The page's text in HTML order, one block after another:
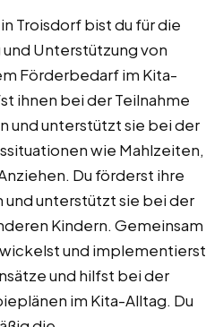
Troisdorf bist du für die
Unterstützung von
Förderbedarf im Kita-
ihnen bei der Teilnahme
und unterstützt sie bei der
wie Mahlzeiten,
Du förderst ihre
unterstützt sie bei der
Kindern. Gemeinsam
und implementierst
und hilfst bei der
im Kita-Alltag. Du